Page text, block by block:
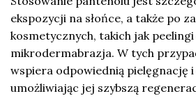
ekspozycji na słońce, a także po
kosmetycznych, takich jak
mikrodermabrazja. W tych
wspiera odpowiednią pielęgnację
umożliwiając jej szybszą